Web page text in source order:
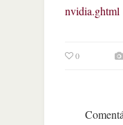
nvidia.ghtml
0